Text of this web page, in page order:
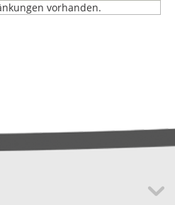
vorhanden.